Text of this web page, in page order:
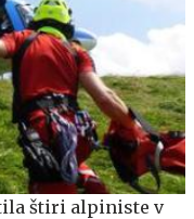
štiri alpiniste v